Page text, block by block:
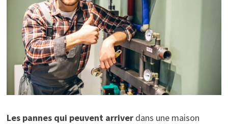
Les pannes qui peuvent arriverdans une maison